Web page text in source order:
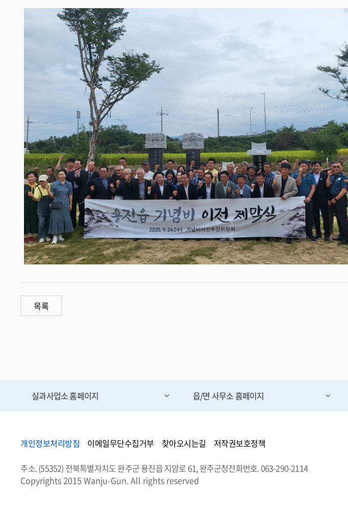
목록
실과사업소홈페이지 읍/면 사무소홈페이지
개인정보처리방침 이메일무단수집거부 찾아오시는길 저작권보호정책
주소. (55352) 전북특별자치도 완주군 용진읍 지암로 61, 완주군청전화번호. 063-290-2114
Copyrights 2015 Wanju-Gun. All rights reserved